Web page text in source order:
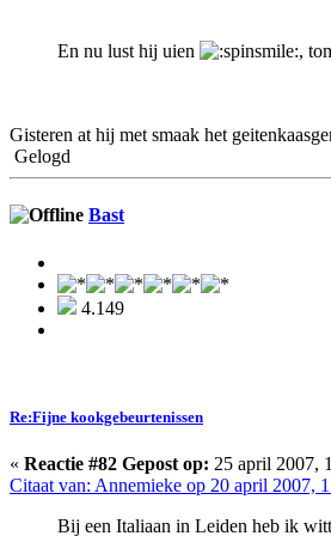
En nu lust hij uien ,
Gisteren at hij met smaak het
Gelogd
Bast
4.149
Re:Fijne kookgebeurtenissen
« Reactie #82 Gepost op: 25 april 2007,
Citaat van: Annemieke op 20 april 2007,
Bij een Italiaan in Leiden heb ik